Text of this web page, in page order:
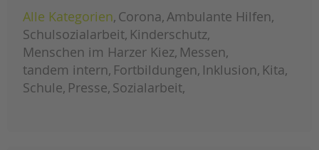
Coronavirus
weiterlesen information
der
tandem
btl
aktuellen
situation
Alle Kategorien Corona Ambulante Hilfen
Schulsozialarbeit Kinderschutz
Menschen im Harzer Kiez Messen
tandem intern Fortbildungen Inklusion Kita
Schule Presse Sozialarbeit